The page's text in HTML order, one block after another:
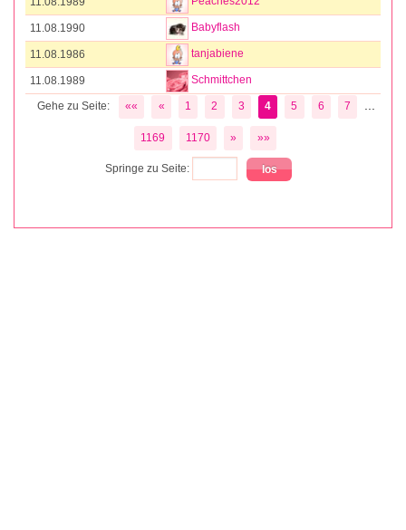
11.08.1990 Babyflash
11.08.1986 tanjabiene
11.08.1989 Schmittchen
Gehe zu Seite: «« « 1 2 3 4 5 6 7 ...
1169 1170 » »»
Springe zu Seite: